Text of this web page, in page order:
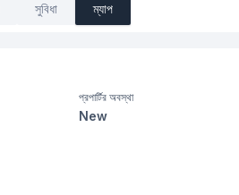
সুবিধা ম্যাপ
প্রপার্টির অবস্থা
New